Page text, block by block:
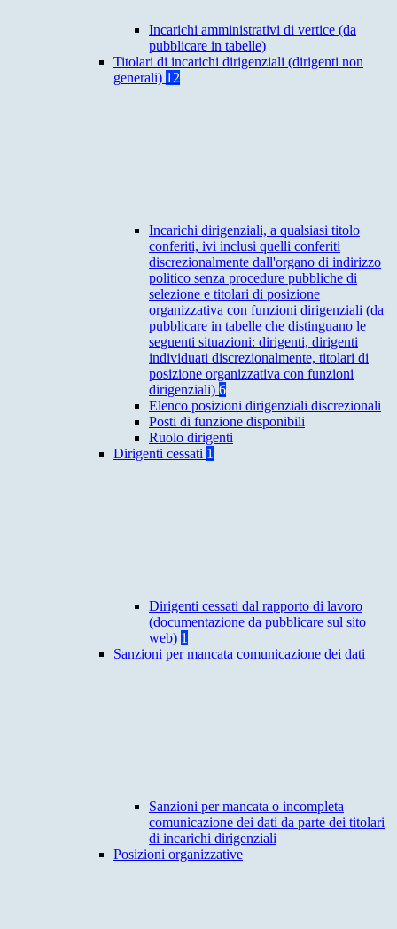
Incarichi amministrativi di vertice (da
pubblicare in tabelle)
Titolari di incarichi dirigenziali (dirigenti non
generali) 12
Incarichi dirigenziali, a qualsiasi titolo
conferiti, ivi inclusi quelli conferiti
discrezionalmente dall'organo di indirizzo
politico senza procedure pubbliche di
selezione e titolari di posizione
organizzativa con funzioni dirigenziali (da
pubblicare in tabelle che distinguano le
seguenti situazioni: dirigenti, dirigenti
individuati discrezionalmente, titolari di
posizione organizzativa con funzioni
dirigenziali) 6
Elenco posizioni dirigenziali discrezionali
Posti di funzione disponibili
Ruolo dirigenti
Dirigenti cessati 1
Dirigenti cessati dal rapporto di lavoro
(documentazione da pubblicare sul sito
web) 1
Sanzioni per mancata comunicazione dei dati
Sanzioni per mancata o incompleta
comunicazione dei dati da parte dei titolari
di incarichi dirigenziali
Posizioni organizzative